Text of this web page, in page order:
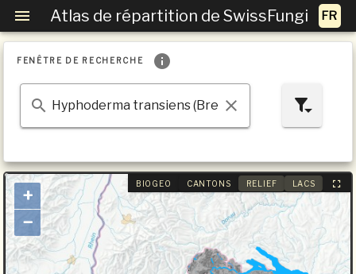
Atlas de répartition de SwissFungi
FENÊTRE DE RECHERCHE
BIOGEO CANTONS RELIEF LACS
+
−